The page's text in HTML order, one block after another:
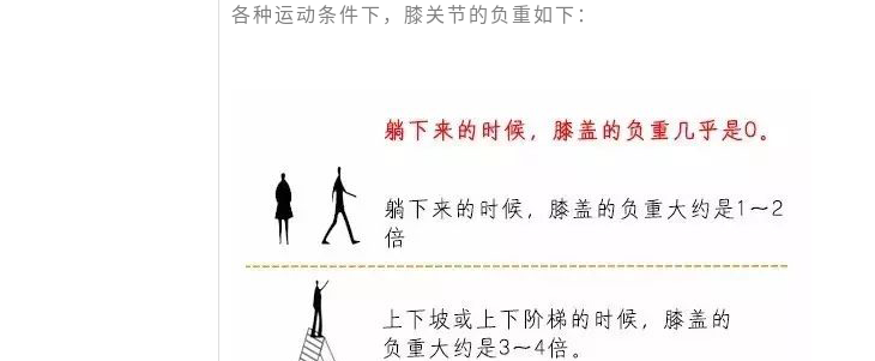
各种运动条件下，膝关节的负重如下：